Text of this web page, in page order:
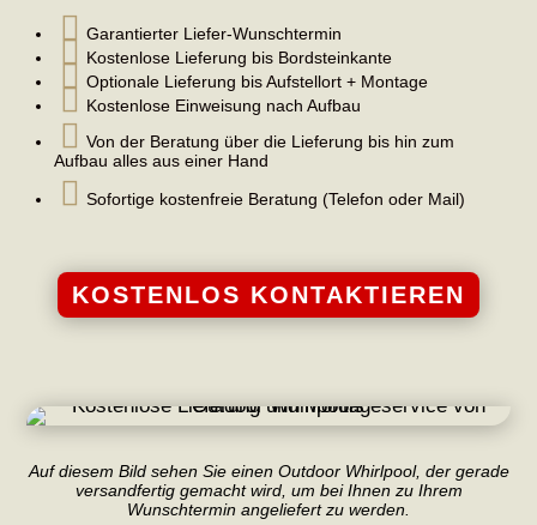
 Garantierter Liefer-Wunschtermin
 Kostenlose Lieferung bis Bordsteinkante
 Optionale Lieferung bis Aufstellort + Montage
 Kostenlose Einweisung nach Aufbau
 Von der Beratung über die Lieferung bis hin zum
Aufbau alles aus einer Hand
 Sofortige kostenfreie Beratung (Telefon oder Mail)
KOSTENLOS KONTAKTIEREN
Auf diesem Bild sehen Sie einen Outdoor Whirlpool, der gerade
versandfertig gemacht wird, um bei Ihnen zu Ihrem
Wunschtermin angeliefert zu werden.